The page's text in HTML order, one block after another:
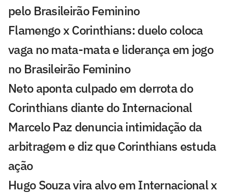
pelo Brasileirão Feminino
Flamengo x Corinthians: duelo coloca
vaga no mata-mata e liderança em jogo
no Brasileirão Feminino
Neto aponta culpado em derrota do
Corinthians diante do Internacional
Marcelo Paz denuncia intimidação da
arbitragem e diz que Corinthians estuda
ação
Hugo Souza vira alvo em Internacional x